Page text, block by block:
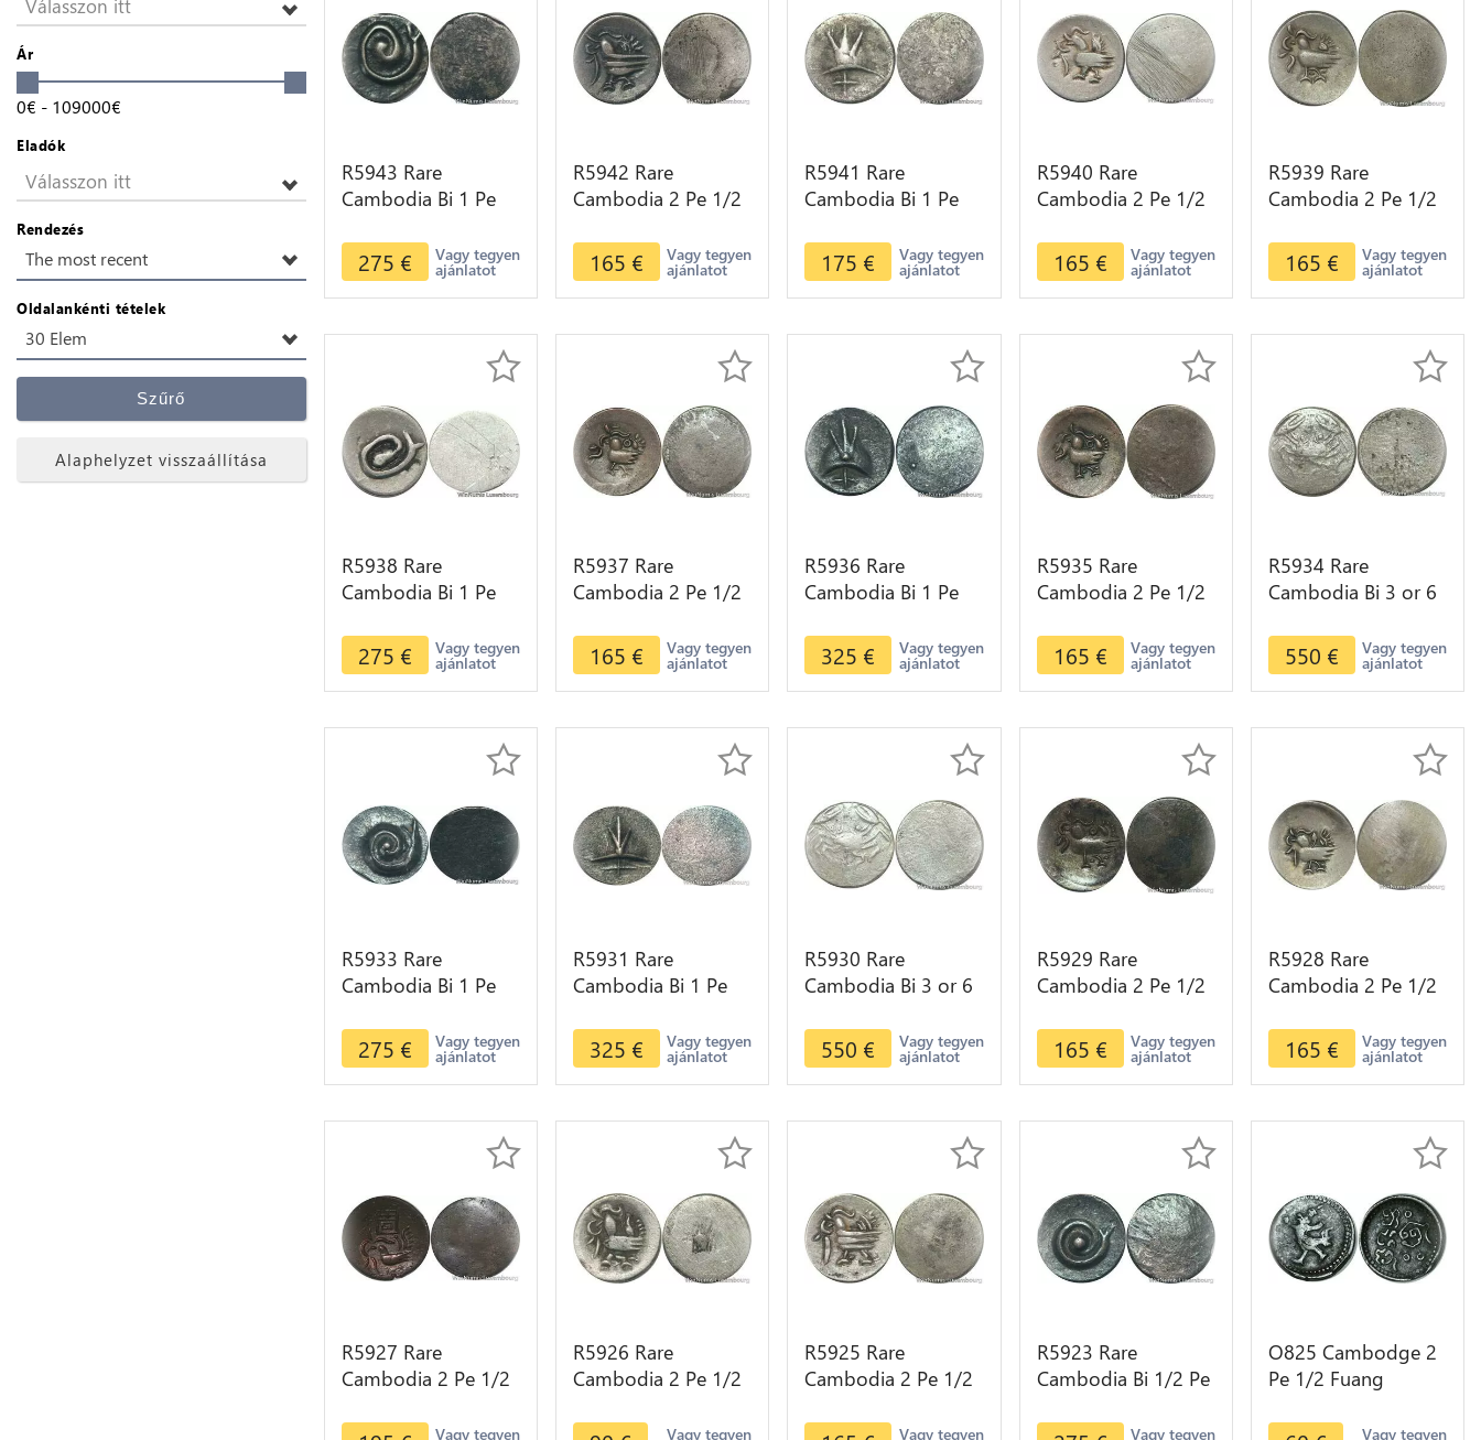
Válasszon itt
Ár
0€ - 109000€
Eladók
Válasszon itt
Rendezés
The most recent
Oldalankénti tételek
30 Elem
Szűrő
Alaphelyzet visszaállítása
R5943 Rare
Cambodia Bi 1 Pe
1847 Lotus flower
seed spiral Silver AU
275 € Vagy tegyen
ajánlatot
R5942 Rare
Cambodia 2 Pe 1/2
ND 1847 Rooster
Silver AU >M offer
165 € Vagy tegyen
ajánlatot
R5941 Rare
Cambodia Bi 1 Pe
1847 Cocoa Bean
Bold Silver >M offer
175 € Vagy tegyen
ajánlatot
R5940 Rare
Cambodia 2 Pe 1/2
ND 1847 Rooster
Silver AU >M offer
165 € Vagy tegyen
ajánlatot
R5939 Rare
Cambodia 2 Pe 1/2
ND 1847 Rooster
Silver AU >M offer
165 € Vagy tegyen
ajánlatot
R5938 Rare
Cambodia Bi 1 Pe
1847 Lotus flower
seed spiral Silver AU
275 € Vagy tegyen
ajánlatot
R5937 Rare
Cambodia 2 Pe 1/2
ND 1847 Rooster
Silver AU >M offer
165 € Vagy tegyen
ajánlatot
R5936 Rare
Cambodia Bi 1 Pe
1847 Cocoa Bean
Silver AU>M offer
325 € Vagy tegyen
ajánlatot
R5935 Rare
Cambodia 2 Pe 1/2
ND 1847 Rooster
Silver AU >M offer
165 € Vagy tegyen
ajánlatot
R5934 Rare
Cambodia Bi 3 or 6
1847 Crab Uniface
Silver >M offer
550 € Vagy tegyen
ajánlatot
R5933 Rare
Cambodia Bi 1 Pe
1847 Lotus flower
seed spiral Silver AU
275 € Vagy tegyen
ajánlatot
R5931 Rare
Cambodia Bi 1 Pe
1847 Cocoa Bean
Bold Silver AU >M
offer
325 € Vagy tegyen
ajánlatot
R5930 Rare
Cambodia Bi 3 or 6
1847 Crab Uniface
Silver >M offer
550 € Vagy tegyen
ajánlatot
R5929 Rare
Cambodia 2 Pe 1/2
ND 1847 Rooster
Silver AU >M offer
165 € Vagy tegyen
ajánlatot
R5928 Rare
Cambodia 2 Pe 1/2
ND 1847 Rooster
Silver AU >M offer
165 € Vagy tegyen
ajánlatot
R5927 Rare
Cambodia 2 Pe 1/2
ND 1847 Rooster
Vagy tegyen
R5926 Rare
Cambodia 2 Pe 1/2
ND 1847 Rooster
Vagy tegyen
R5925 Rare
Cambodia 2 Pe 1/2
ND 1847 Rooster
Vagy tegyen
R5923 Rare
Cambodia Bi 1/2 Pe
1847 Lotus flower
Vagy tegyen
O825 Cambodge 2
Pe 1/2 Fuang
Vagy tegyen